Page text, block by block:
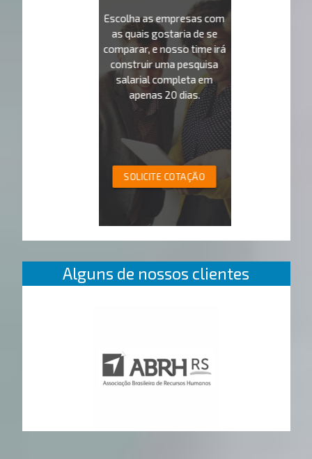
Escolha as empresas com
as quais gostaria de se
comparar, e nosso time irá
construir uma pesquisa
salarial completa em
apenas 20 dias.
SOLICITE COTAÇÃO
Alguns de nossos clientes